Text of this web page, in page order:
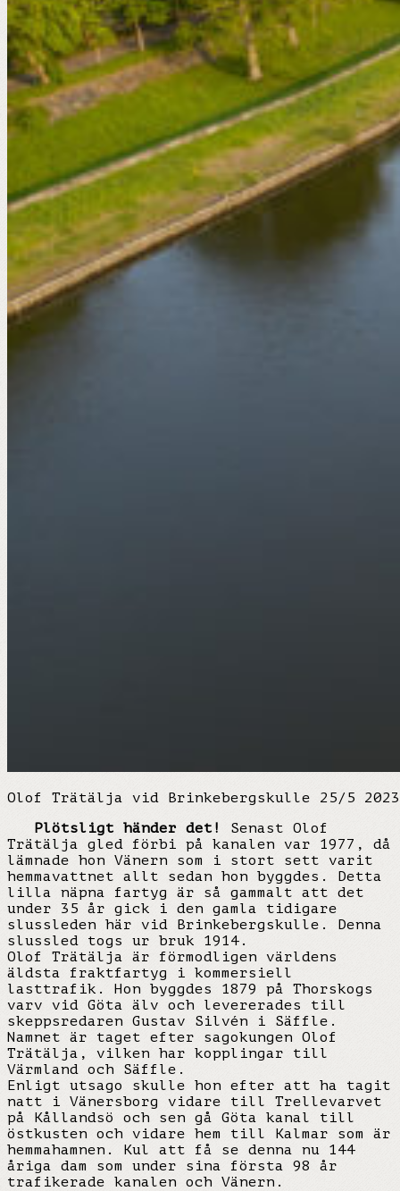
Olof Trätälja vid Brinkebergskulle 25/5
Plötsligt händer det! Senast Olof
Trätälja gled förbi på kanalen var 1977, då
lämnade hon Vänern som i stort sett varit
hemmavattnet allt sedan hon byggdes. Detta
lilla näpna fartyg är så gammalt att det
under 35 år gick i den gamla tidigare
slussleden här vid Brinkebergskulle. Denna
slussled togs ur bruk 1914.
Olof Trätälja är förmodligen världens
äldsta fraktfartyg i kommersiell
lasttrafik. Hon byggdes 1879 på Thorskogs
varv vid Göta älv och levererades till
skeppsredaren Gustav Silvén i Säffle.
Namnet är taget efter sagokungen Olof
Trätälja, vilken har kopplingar till
Värmland och Säffle.
Enligt utsago skulle hon efter att ha tagit
natt i Vänersborg vidare till Trellevarvet
på Kållandsö och sen gå Göta kanal till
östkusten och vidare hem till Kalmar som är
hemmahamnen. Kul att få se denna nu 144
åriga dam som under sina första 98 år
trafikerade kanalen och Vänern.